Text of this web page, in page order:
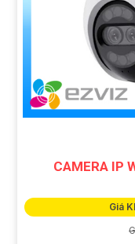
CAMERA IP
Giá